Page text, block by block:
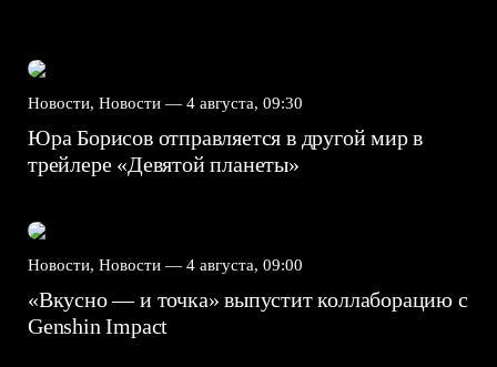
Новости, Новости — 4 августа, 09:30
Юра Борисов отправляется в другой мир в
трейлере «Девятой планеты»
Новости, Новости — 4 августа, 09:00
«Вкусно — и точка» выпустит коллаборацию с
Genshin Impact⁠⁠